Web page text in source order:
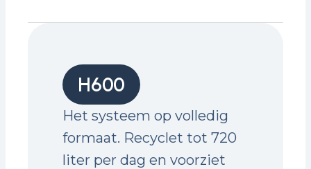
H600
Het systeem op volledig
formaat. Recyclet tot 720
liter per dag en voorziet